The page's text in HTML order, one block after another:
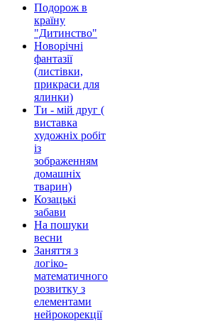
Подорож в
країну
"Дитинство"
Новорічні
фантазії
(листівки,
прикраси для
ялинки)
Ти - мій друг (
виставка
художніх робіт
із
зображенням
домашніх
тварин)
Козацькі
забави
На пошуки
весни
Заняття з
логіко-
математичного
розвитку з
елементами
нейрокорекції